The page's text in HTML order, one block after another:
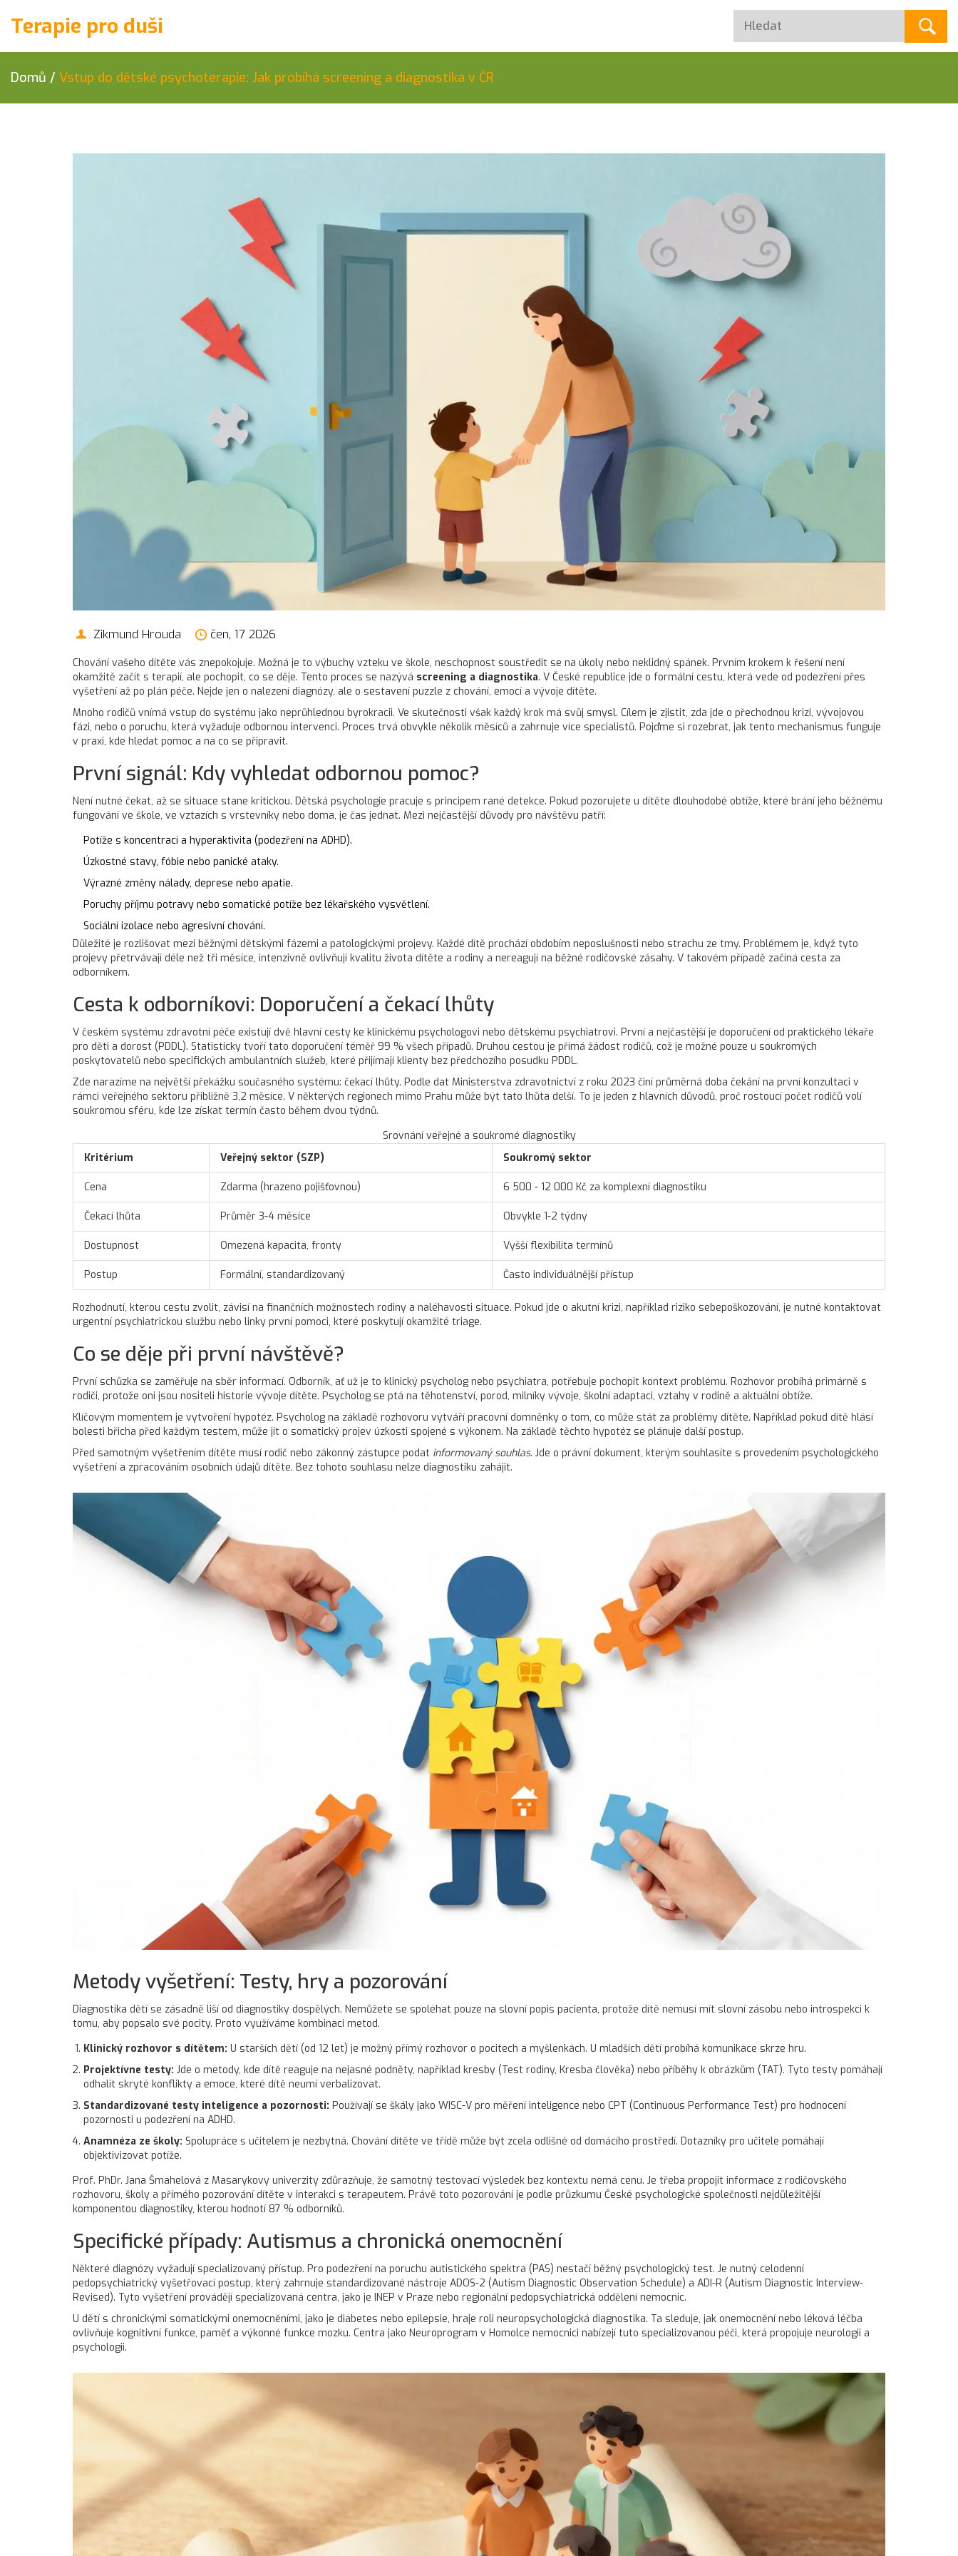
Terapie pro duši
Domů / Vstup do dětské psychoterapie: Jak probíhá screening a diagnostika v ČR
Zikmund Hrouda čen, 17 2026
Chování vašeho dítěte vás znepokojuje. Možná je to výbuchy vzteku ve škole, neschopnost soustředit se na úkoly nebo neklidný spánek. Prvním krokem k řešení není
okamžitě začít s terapií, ale pochopit, co se děje. Tento proces se nazývá screening a diagnostika. V České republice jde o formální cestu, která vede od podezření přes
vyšetření až po plán péče. Nejde jen o nalezení diagnózy, ale o sestavení puzzle z chování, emocí a vývoje dítěte.
Mnoho rodičů vnímá vstup do systému jako neprůhlednou byrokracii. Ve skutečnosti však každý krok má svůj smysl. Cílem je zjistit, zda jde o přechodnou krizi, vývojovou
fázi, nebo o poruchu, která vyžaduje odbornou intervenci. Proces trvá obvykle několik měsíců a zahrnuje více specialistů. Pojďme si rozebrat, jak tento mechanismus funguje
v praxi, kde hledat pomoc a na co se připravit.
První signál: Kdy vyhledat odbornou pomoc?
Není nutné čekat, až se situace stane kritickou. Dětská psychologie pracuje s principem rané detekce. Pokud pozorujete u dítěte dlouhodobé obtíže, které brání jeho běžnému
fungování ve škole, ve vztazích s vrstevníky nebo doma, je čas jednat. Mezi nejčastější důvody pro návštěvu patří:
Potíže s koncentrací a hyperaktivita (podezření na ADHD).
Úzkostné stavy, fóbie nebo panické ataky.
Výrazné změny nálady, deprese nebo apatie.
Poruchy příjmu potravy nebo somatické potíže bez lékařského vysvětlení.
Sociální izolace nebo agresivní chování.
Důležité je rozlišovat mezi běžnými dětskými fázemi a patologickými projevy. Každé dítě prochází obdobím neposlušnosti nebo strachu ze tmy. Problémem je, když tyto
projevy přetrvávají déle než tři měsíce, intenzivně ovlivňují kvalitu života dítěte a rodiny a nereagují na běžné rodičovské zásahy. V takovém případě začíná cesta za
odborníkem.
Cesta k odborníkovi: Doporučení a čekací lhůty
V českém systému zdravotní péče existují dvě hlavní cesty ke klinickému psychologovi nebo dětskému psychiatrovi. První a nejčastější je doporučení od praktického lékaře
pro děti a dorost (PDDL). Statisticky tvoří tato doporučení téměř 99 % všech případů. Druhou cestou je přímá žádost rodičů, což je možné pouze u soukromých
poskytovatelů nebo specifických ambulantních služeb, které přijímají klienty bez předchozího posudku PDDL.
Zde narazíme na největší překážku současného systému: čekací lhůty. Podle dat Ministerstva zdravotnictví z roku 2023 činí průměrná doba čekání na první konzultaci v
rámci veřejného sektoru přibližně 3,2 měsíce. V některých regionech mimo Prahu může být tato lhůta delší. To je jeden z hlavních důvodů, proč rostoucí počet rodičů volí
soukromou sféru, kde lze získat termín často během dvou týdnů.
Srovnání veřejné a soukromé diagnostiky
Kritérium
Veřejný sektor (SZP) Soukromý sektor
Cena Zdarma (hrazeno pojišťovnou) 6 500 - 12 000 Kč za komplexní diagnostiku
Čekací lhůta Průměr 3-4 měsíce Obvykle 1-2 týdny
Dostupnost Omezená kapacita, fronty Vyšší flexibilita termínů
Postup Formální, standardizovaný Často individuálnější přístup
Rozhodnutí, kterou cestu zvolit, závisí na finančních možnostech rodiny a naléhavosti situace. Pokud jde o akutní krizi, například riziko sebepoškozování, je nutné kontaktovat
urgentní psychiatrickou službu nebo linky první pomoci, které poskytují okamžité triage.
Co se děje při první návštěvě?
První schůzka se zaměřuje na sběr informací. Odborník, ať už je to klinický psycholog nebo psychiatra, potřebuje pochopit kontext problému. Rozhovor probíhá primárně s
rodiči, protože oni jsou nositeli historie vývoje dítěte. Psycholog se ptá na těhotenství, porod, milníky vývoje, školní adaptaci, vztahy v rodině a aktuální obtíže.
Klíčovým momentem je vytvoření hypotéz. Psycholog na základě rozhovoru vytváří pracovní domněnky o tom, co může stát za problémy dítěte. Například pokud dítě hlásí
bolesti břicha před každým testem, může jít o somatický projev úzkosti spojené s výkonem. Na základě těchto hypotéz se plánuje další postup.
Před samotným vyšetřením dítěte musí rodič nebo zákonný zástupce podat informovaný souhlas. Jde o právní dokument, kterým souhlasíte s provedením psychologického
vyšetření a zpracováním osobních údajů dítěte. Bez tohoto souhlasu nelze diagnostiku zahájit.
Metody vyšetření: Testy, hry a pozorování
Diagnostika dětí se zásadně liší od diagnostiky dospělých. Nemůžete se spoléhat pouze na slovní popis pacienta, protože dítě nemusí mít slovní zásobu nebo introspekci k
tomu, aby popsalo své pocity. Proto využíváme kombinaci metod.
Klinický rozhovor s dítětem: U starších dětí (od 12 let) je možný přímý rozhovor o pocitech a myšlenkách. U mladších dětí probíhá komunikace skrze hru.
Projektívne testy: Jde o metody, kde dítě reaguje na nejasné podněty, například kresby (Test rodiny, Kresba člověka) nebo příběhy k obrázkům (TAT). Tyto testy pomáhají
odhalit skryté konflikty a emoce, které dítě neumí verbalizovat.
Standardizované testy inteligence a pozornosti: Používají se škály jako WISC-V pro měření inteligence nebo CPT (Continuous Performance Test) pro hodnocení
pozornosti u podezření na ADHD.
Anamnéza ze školy: Spolupráce s učitelem je nezbytná. Chování dítěte ve třídě může být zcela odlišné od domácího prostředí. Dotazníky pro učitele pomáhají
objektivizovat potíže.
Prof. PhDr. Jana Šmahelová z Masarykovy univerzity zdůrazňuje, že samotný testovací výsledek bez kontextu nemá cenu. Je třeba propojit informace z rodičovského
rozhovoru, školy a přímého pozorování dítěte v interakci s terapeutem. Právě toto pozorování je podle průzkumu České psychologické společnosti nejdůležitější
komponentou diagnostiky, kterou hodnotí 87 % odborníků.
Specifické případy: Autismus a chronická onemocnění
Některé diagnózy vyžadují specializovaný přístup. Pro podezření na poruchu autistického spektra (PAS) nestačí běžný psychologický test. Je nutný celodenní
pedopsychiatrický vyšetřovací postup, který zahrnuje standardizované nástroje ADOS-2 (Autism Diagnostic Observation Schedule) a ADI-R (Autism Diagnostic Interview-
Revised). Tyto vyšetření provádějí specializovaná centra, jako je INEP v Praze nebo regionální pedopsychiatrická oddělení nemocnic.
U dětí s chronickými somatickými onemocněními, jako je diabetes nebo epilepsie, hraje roli neuropsychologická diagnostika. Ta sleduje, jak onemocnění nebo léková léčba
ovlivňuje kognitivní funkce, paměť a výkonné funkce mozku. Centra jako Neuroprogram v Homolce nemocnici nabízejí tuto specializovanou péči, která propojuje neurologii a
psychologii.